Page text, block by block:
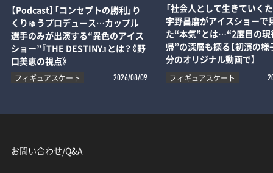
【Podcast】「コンセプトの勝利」り
くりゅうプロデュース…カップル
選手のみが出演する“異色のアイス
ショー”『THE DESTINY』とは？《野
口美恵の視点》
フィギュアスケート 2026/08/09
「社会人として生きていく
宇野昌磨がアイスショーで
た“本気”とは…“2度目の現
帰”の深層も探る【初演の様
分のオリジナル動画で】
フィギュアスケート
お問い合わせ/Q&A